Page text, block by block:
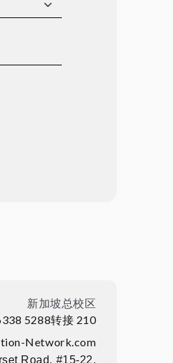
新加坡总校区
5288转接 210
Network.com
Road, #15-22,